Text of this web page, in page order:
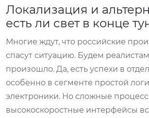
Локализация и
есть ли свет в конце
Многие ждут, что российские
спасут ситуацию. Будем
произошло. Да, есть успехи в
особенно в сегменте простой
электроники. Но сложные
высокоскоростные интерфейсы